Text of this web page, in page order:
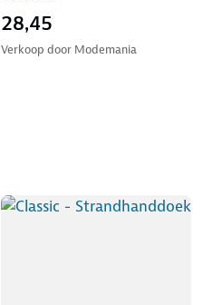
28,45
Verkoop door Modemania